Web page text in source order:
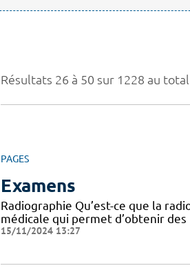
Résultats 26 à 50 sur 1228 au total
PAGES
Examens
Radiographie Qu’est-ce que la
médicale qui permet d’obtenir
15/11/2024 13:27